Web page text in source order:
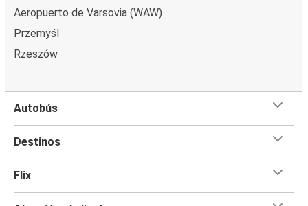
Aeropuerto de Varsovia (WAW)
Przemyśl
Rzeszów
Autobús
Destinos
Flix